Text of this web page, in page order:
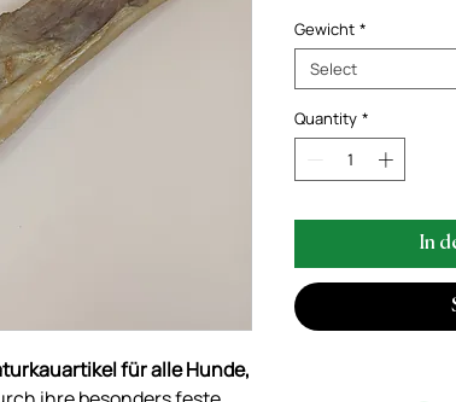
für alle Hunde,
Gewicht *
Select
Quantity *
In